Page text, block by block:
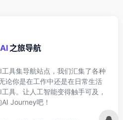
具集导航站点，我们汇集了各种
论你是在工作中还是在日常生活
具。让人工智能变得触手可及，
Journey吧！